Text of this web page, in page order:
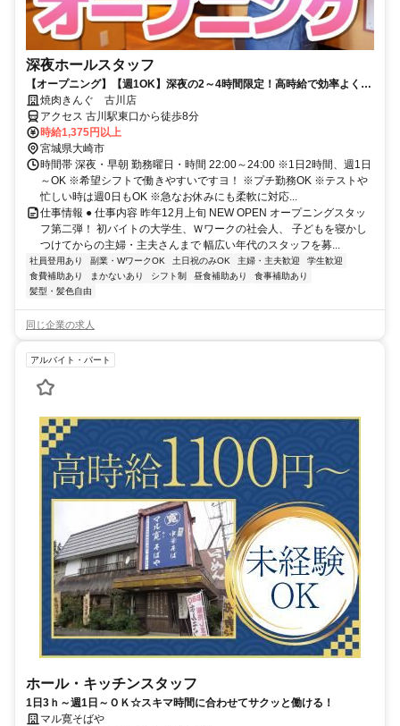
深夜ホールスタッフ
【オープニング】【週1OK】深夜の2～4時間限定！高時給で効率よく稼
げます！
焼肉きんぐ 古川店
アクセス 古川駅東口から徒歩8分
時給1,375円以上
宮城県大崎市
時間帯 深夜・早朝 勤務曜日・時間 22:00～24:00 ※1日2時間、週1日
～OK ※希望シフトで働きやすいですヨ！ ※プチ勤務OK ※テストや
忙しい時は週0日もOK ※急なお休みにも柔軟に対応...
仕事情報 ● 仕事内容 昨年12月上旬 NEW OPEN オープニングスタッ
フ第二弾！ 初バイトの大学生、Ｗワークの社会人、 子どもを寝かし
つけてからの主婦・主夫さんまで 幅広い年代のスタッフを募...
社員登用あり 副業・WワークOK 土日祝のみOK 主婦・主夫歓迎
学生歓迎
食費補助あり
まかないあり シフト制 昼食補助あり
食事補助あり
髪型・髪色自由
同じ企業の求人
アルバイト・パート
ホール・キッチンスタッフ
1日3ｈ～週1日～ＯＫ☆スキマ時間に合わせてサクッと働ける！
マル寛そばや